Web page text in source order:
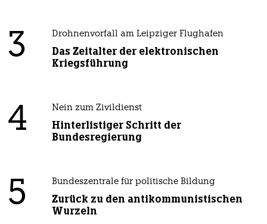
3 Drohnenvorfall am Leipziger Flughafen
Das Zeitalter der elektronischen
Kriegsführung
4 Nein zum Zivildienst
Hinterlistiger Schritt der
Bundesregierung
5 Bundeszentrale für politische Bildung
Zurück zu den antikommunistischen
Wurzeln